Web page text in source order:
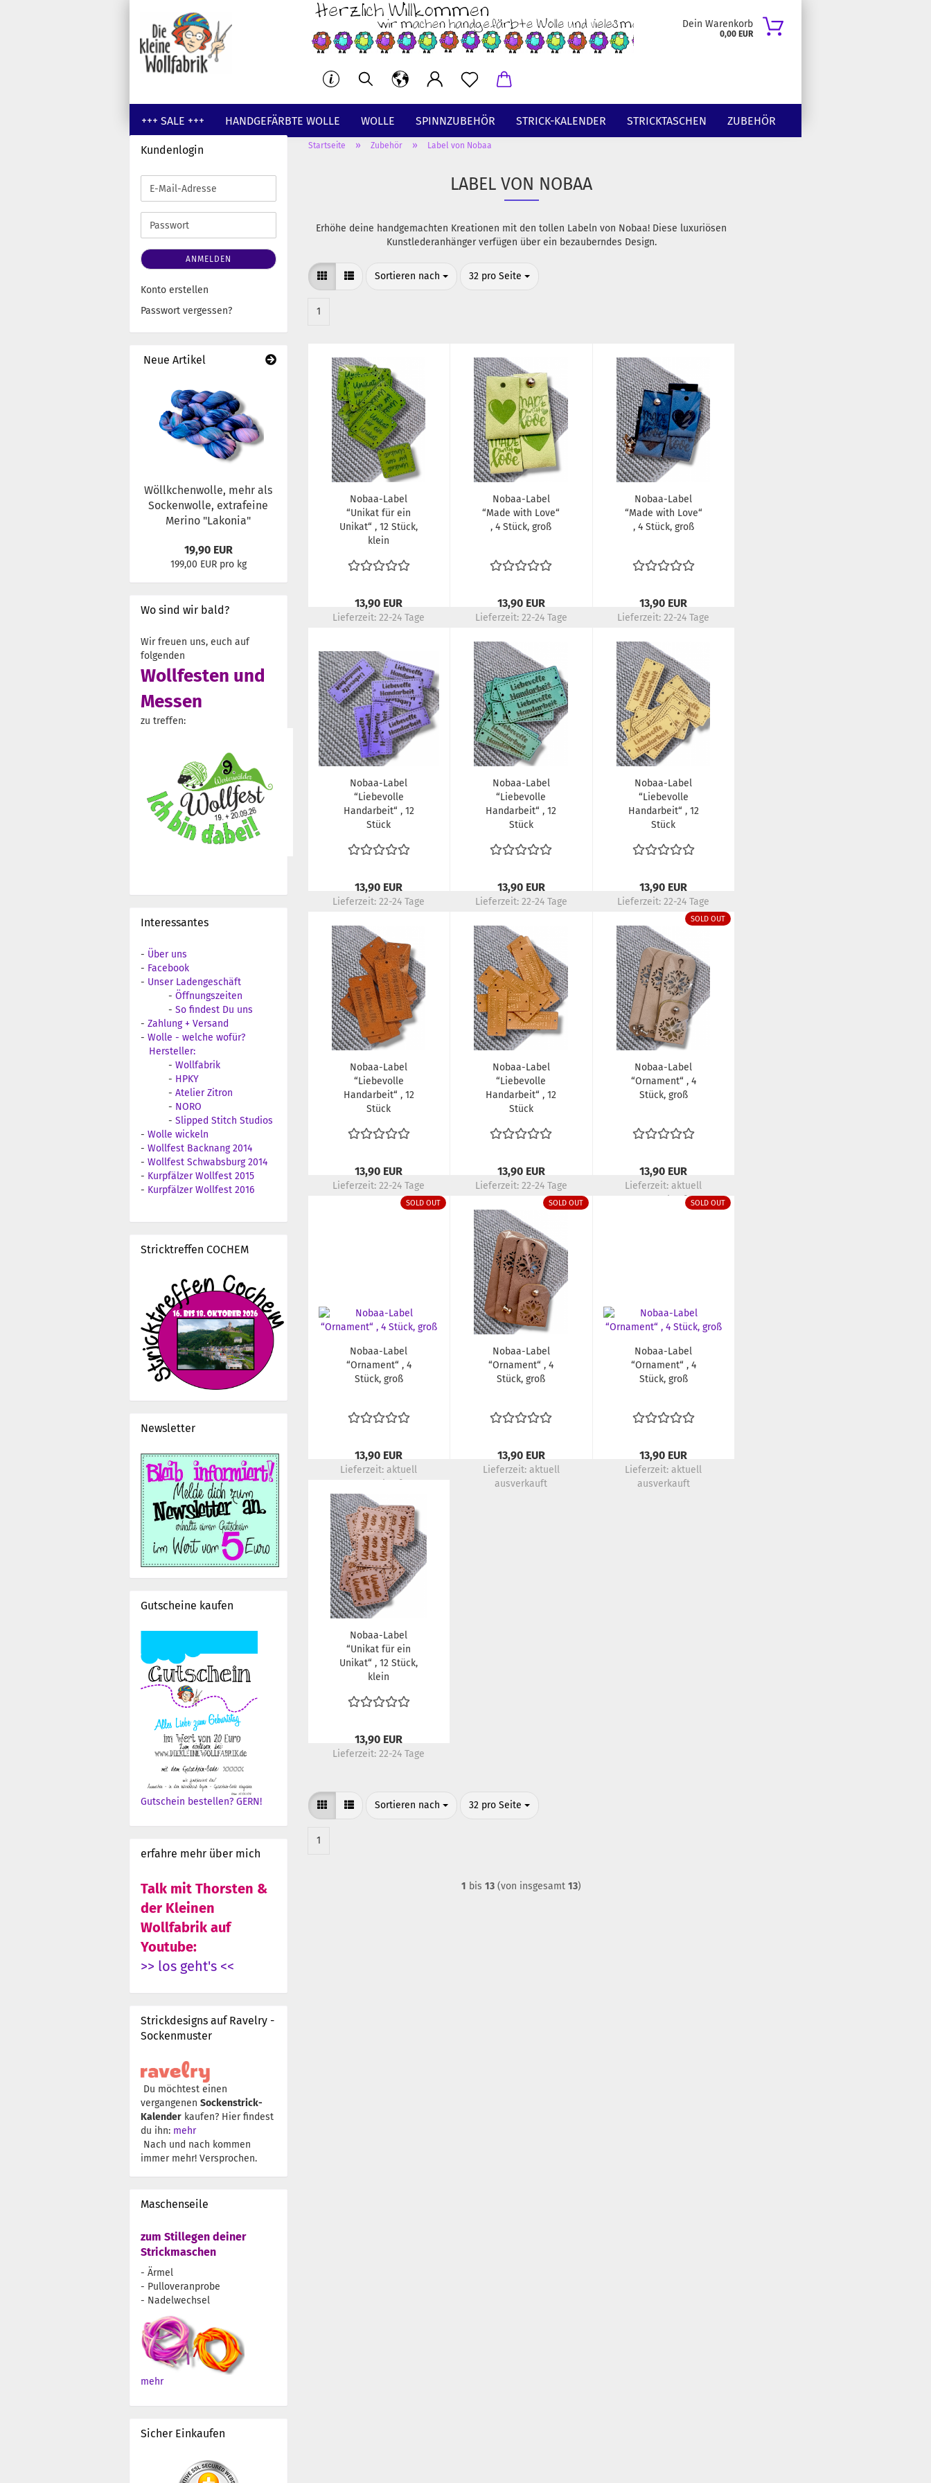
Dein Warenkorb
0,00 EUR
+++ SALE +++ HANDGEFÄRBTE WOLLE WOLLE SPINNZUBEHÖR STRICK-KALENDER STRICKTASCHEN ZUBEHÖR
GUTSCHEINE
Startseite » Zubehör » Label von Nobaa
LABEL VON NOBAA
Erhöhe deine handgemachten Kreationen mit den tollen Labeln von Nobaa! Diese luxuriösen
Kunstlederanhänger verfügen über ein bezauberndes Design.
Sortieren nach
Sortieren nach 32 pro Seite
pro Seite
1
Nobaa-Label
“Unikat für ein
Unikat“ , 12 Stück,
klein
13,90 EUR
Lieferzeit:22-24 Tage
Nobaa-Label
“Made with Love“
, 4 Stück, groß
13,90 EUR
Lieferzeit: 22-24 Tage
Nobaa-Label
“Made with Love“
, 4 Stück, groß
13,90 EUR
Lieferzeit:22-24 Tage
Nobaa-Label
“Liebevolle
Handarbeit“ , 12
Stück
13,90 EUR
Lieferzeit:22-24 Tage
Nobaa-Label
“Liebevolle
Handarbeit“ , 12
Stück
13,90 EUR
Lieferzeit: 22-24 Tage
Nobaa-Label
“Liebevolle
Handarbeit“ , 12
Stück
13,90 EUR
Lieferzeit:22-24 Tage
Nobaa-Label
“Liebevolle
Handarbeit“ , 12
Stück
13,90 EUR
Lieferzeit:22-24 Tage
Nobaa-Label
“Liebevolle
Handarbeit“ , 12
Stück
13,90 EUR
Lieferzeit: 22-24 Tage
SOLD OUT
Nobaa-Label
“Ornament“ , 4
Stück, groß
13,90 EUR
Lieferzeit:aktuell
ausverkauft
SOLD OUT
Nobaa-Label
“Ornament“ , 4
Stück, groß
13,90 EUR
Lieferzeit:aktuell
ausverkauft
SOLD OUT
Nobaa-Label
“Ornament“ , 4
Stück, groß
13,90 EUR
Lieferzeit: aktuell
ausverkauft
SOLD OUT
Nobaa-Label
“Ornament“ , 4
Stück, groß
13,90 EUR
Lieferzeit:aktuell
ausverkauft
Nobaa-Label
“Unikat für ein
Unikat“ , 12 Stück,
klein
13,90 EUR
Lieferzeit:22-24 Tage
Sortieren nach
Sortieren nach 32 pro Seite
pro Seite
1
1 bis13 (von insgesamt13)
Kundenlogin
E-
Mail-
Adresse
Passwort
ANMELDEN
Konto erstellen
Passwort vergessen?
Neue Artikel
Wöllkchenwolle, mehr als
Sockenwolle, extrafeine
Merino "Lakonia"
19,90 EUR
199,00 EUR pro kg
Wo sind wir bald?
Wir freuen uns, euch auf
folgenden
Wollfesten und
Messen
zu treffen:
Interessantes
- Über uns
- Facebook
- Unser Ladengeschäft
- Öffnungszeiten
- So findest Du uns
- Zahlung + Versand
- Wolle - welche wofür?
Hersteller:
- Wollfabrik
- HPKY
- Atelier Zitron
- NORO
- Slipped Stitch Studios
- Wolle wickeln
- Wollfest Backnang 2014
- Wollfest Schwabsburg 2014
- Kurpfälzer Wollfest 2015
- Kurpfälzer Wollfest 2016
Stricktreffen COCHEM
Newsletter
Gutscheine kaufen
Gutschein bestellen? GERN!
erfahre mehr über mich
Talk mit Thorsten &
der Kleinen
Wollfabrik auf
Youtube:
>> los geht's <<
Strickdesigns auf Ravelry -
Sockenmuster
Du möchtest einen
vergangenen Sockenstrick-
Kalender kaufen? Hier findest
du ihn: mehr
Nach und nach kommen
immer mehr! Versprochen.
Maschenseile
zum Stillegen deiner
Strickmaschen
- Ärmel
- Pulloveranprobe
- Nadelwechsel
mehr
Sicher Einkaufen